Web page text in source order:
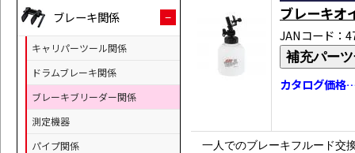
ブレーキ関係
キャリパーツール関係
ドラムブレーキ関係
ブレーキブリーダー関係
測定機器
パイプ関係
ブレーキオ
JANコード：
補充パー
カタログ価格
一人でのブレーキフルード交